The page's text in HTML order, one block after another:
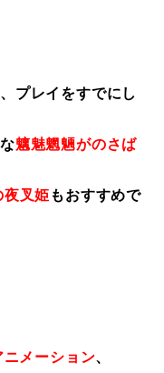
プレイをすでにし
魑魅魍魎がのさば
夜叉姫 もおすすめで
ニメーション、